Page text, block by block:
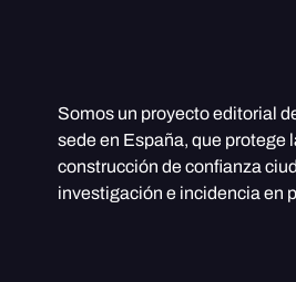
Somos un proyecto editorial
sede en España, que protege
construcción de confianza
investigación e incidencia en